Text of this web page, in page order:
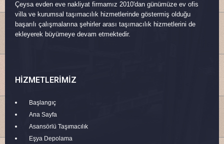
Çeysa evden eve nakliyat firmamız 2010'dan günümüze ev ofis
villa ve kurumsal taşımacılık hizmetlerinde göstermiş olduğu
başarılı çalışmalarına şehirler arası taşımacılık hizmetlerini de
ekleyerek büyümeye devam etmektedir.
HIZMETLERIMIZ
Başlangıç
Ana Sayfa
Asansörlü Taşımacılık
Eşya Depolama